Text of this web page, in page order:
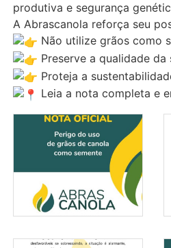
produtiva e segurança
A Abrascanola reforça seu
Não utilize grãos como
Preserve a qualidade da
Proteja a
Leia a nota completa e